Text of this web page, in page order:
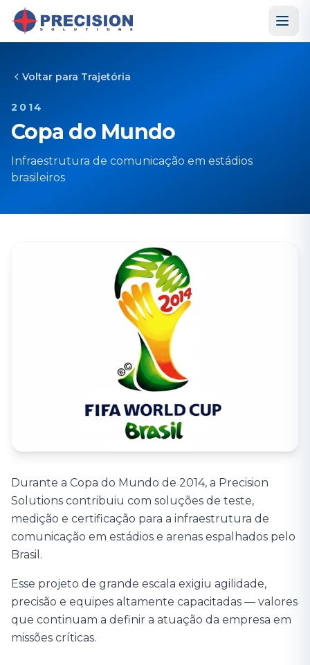
Voltar para Trajetória
2014
Copa do Mundo
Infraestrutura de comunicação em estádios
brasileiros
Durante a Copa do Mundo de 2014, a Precision
Solutions contribuiu com soluções de teste,
medição e certificação para a infraestrutura de
comunicação em estádios e arenas espalhados pelo
Brasil.
Esse projeto de grande escala exigiu agilidade,
precisão e equipes altamente capacitadas — valores
que continuam a definir a atuação da empresa em
missões críticas.